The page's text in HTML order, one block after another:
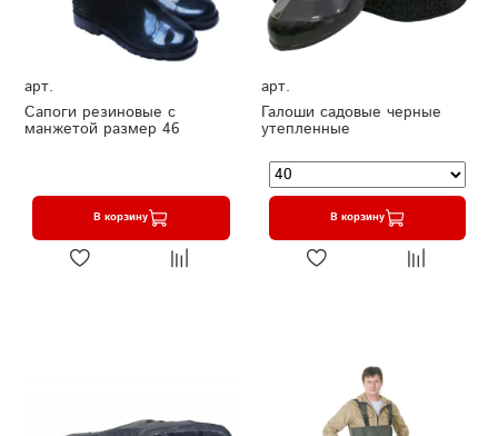
арт.
Сапоги резиновые с
манжетой размер 46
В корзину
арт.
Галоши садовые черные
утепленные
В корзину